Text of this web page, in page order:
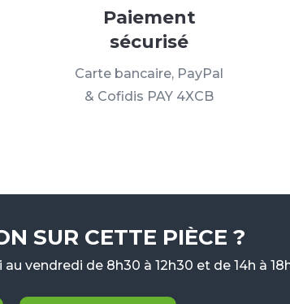
Paiement
sécurisé
Carte bancaire, PayPal
& Cofidis PAY 4XCB
SUR CETTE PIÈCE ?
vendredi de 8h30 à 12h30 et de 14h à